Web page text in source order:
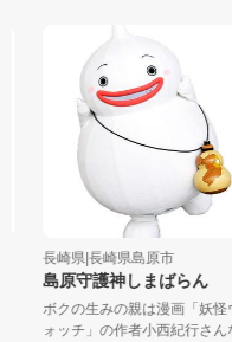
長崎県|長崎県島原市
島原守護神しまばらん
ボクの生みの親は漫画「妖怪ウ
ォッチ」の作者小西紀行さんな